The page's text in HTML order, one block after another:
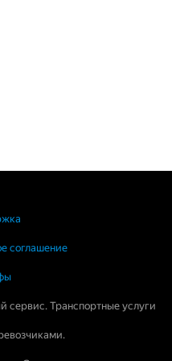
соглашение
Транспортные услуги